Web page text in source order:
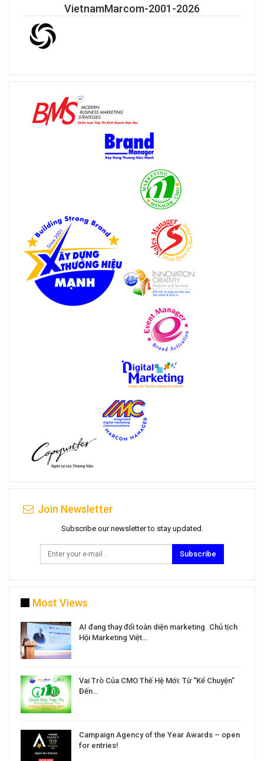
VietnamMarcom-2001-2026
Join Newsletter
Subscribe our newsletter to stay updated.
Subscribe
Most Views
AI đang thay đổi toàn diện marketing. Chủ tịch
Hội Marketing Việt…
Vai Trò Của CMO Thế Hệ Mới: Từ “Kể Chuyện”
Đến…
Campaign Agency of the Year Awards – open
for entries!